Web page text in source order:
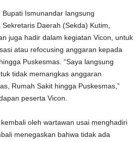
Ismunandar langsung
Daerah (Sekda) Kutim,
juga hadir dalam kegiatan Vicon, untuk
atau refocusing anggaran kepada
Puskesmas. “Saya langsung
tidak memangkas anggaran
Rumah Sakit hingga Puskesmas,”
peserta Vicon.
oleh wartawan usai menghadiri
menegaskan bahwa tidak ada